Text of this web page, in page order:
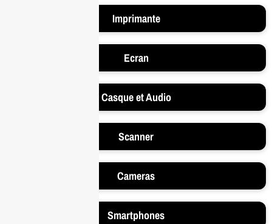
Imprimante
Ecran
Casque et Audio
Scanner
Cameras
Smartphones